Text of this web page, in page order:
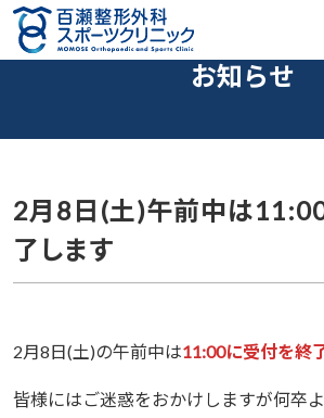
お知らせ
2月8日(土)午前中は
了します
2月8日(土)の午前中は11:00に受付を終
皆様にはご迷惑をおかけしますが何卒